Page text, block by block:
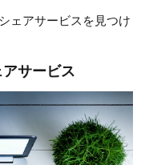
ェアサービスを見つけ
サービス